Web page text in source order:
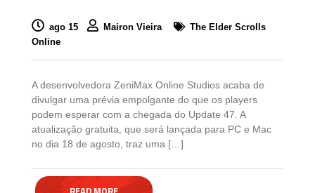
ago 15 Mairon Vieira
The Elder Scrolls
Online
A desenvolvedora ZeniMax Online Studios acaba de
divulgar uma prévia empolgante do que os players
podem esperar com a chegada do Update 47. A
atualização gratuita, que será lançada para PC e Mac
no dia 18 de agosto, traz uma […]